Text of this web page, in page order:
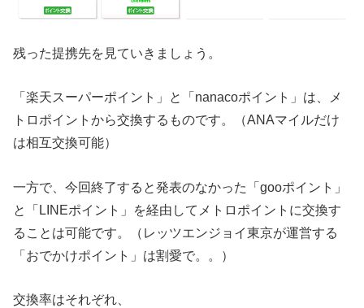
残った提携先を見ていきましょう。
「楽天スーパーポイント」と「nanacoポイント」は、メ
トロポイントから交換するものです。（ANAマイルだけ
は相互交換可能）
一方で、今回終了すると発表のなかった「gooポイント」
と「LINEポイント」を経由してメトロポイントに交換す
ることは可能です。（レッツエンジョイ東京が運営する
「おでかけポイント」は割愛で。。）
交換率はそれぞれ、